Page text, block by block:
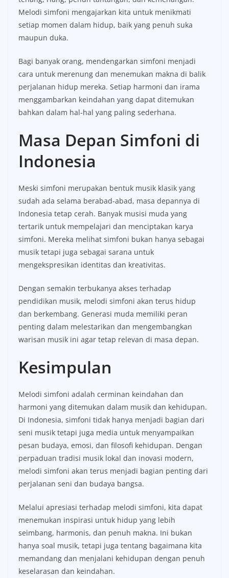
Melodi simfoni mengajarkan kita untuk menikmati
setiap momen dalam hidup, baik yang penuh suka
maupun duka.
Bagi banyak orang, mendengarkan simfoni menjadi
cara untuk merenung dan menemukan makna di balik
perjalanan hidup mereka. Setiap harmoni dan irama
menggambarkan keindahan yang dapat ditemukan
bahkan dalam hal-hal yang paling sederhana.
Masa Depan Simfoni di
Indonesia
Meski simfoni merupakan bentuk musik klasik yang
sudah ada selama berabad-abad, masa depannya di
Indonesia tetap cerah. Banyak musisi muda yang
tertarik untuk mempelajari dan menciptakan karya
simfoni. Mereka melihat simfoni bukan hanya sebagai
musik tetapi juga sebagai sarana untuk
mengekspresikan identitas dan kreativitas.
Dengan semakin terbukanya akses terhadap
pendidikan musik, melodi simfoni akan terus hidup
dan berkembang. Generasi muda memiliki peran
penting dalam melestarikan dan mengembangkan
warisan musik ini agar tetap relevan di masa depan.
Kesimpulan
Melodi simfoni adalah cerminan keindahan dan
harmoni yang ditemukan dalam musik dan kehidupan.
Di Indonesia, simfoni tidak hanya menjadi bagian dari
seni musik tetapi juga media untuk menyampaikan
pesan budaya, emosi, dan filosofi kehidupan. Dengan
perpaduan tradisi musik lokal dan inovasi modern,
melodi simfoni akan terus menjadi bagian penting dari
perjalanan seni dan budaya bangsa.
Melalui apresiasi terhadap melodi simfoni, kita dapat
menemukan inspirasi untuk hidup yang lebih
seimbang, harmonis, dan penuh makna. Ini bukan
hanya soal musik, tetapi juga tentang bagaimana kita
memandang dan menjalani kehidupan dengan penuh
keselarasan dan keindahan.